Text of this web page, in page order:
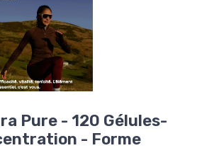
Pure - 120 Gélules-
- Forme